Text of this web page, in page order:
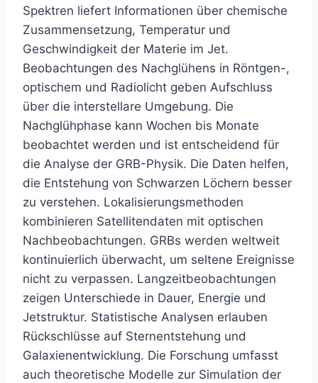
Spektren liefert Informationen über chemische
Zusammensetzung, Temperatur und
Geschwindigkeit der Materie im Jet.
Beobachtungen des Nachglühens in Röntgen-,
optischem und Radiolicht geben Aufschluss
über die interstellare Umgebung. Die
Nachglühphase kann Wochen bis Monate
beobachtet werden und ist entscheidend für
die Analyse der GRB-Physik. Die Daten helfen,
die Entstehung von Schwarzen Löchern besser
zu verstehen. Lokalisierungsmethoden
kombinieren Satellitendaten mit optischen
Nachbeobachtungen. GRBs werden weltweit
kontinuierlich überwacht, um seltene Ereignisse
nicht zu verpassen. Langzeitbeobachtungen
zeigen Unterschiede in Dauer, Energie und
Jetstruktur. Statistische Analysen erlauben
Rückschlüsse auf Sternentstehung und
Galaxienentwicklung. Die Forschung umfasst
auch theoretische Modelle zur Simulation der